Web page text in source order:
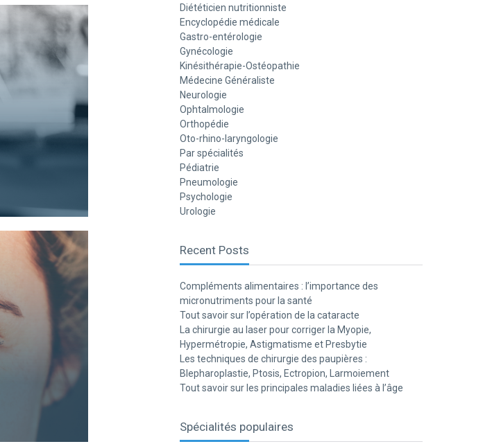
Diététicien nutritionniste
Encyclopédie médicale
Gastro-entérologie
Gynécologie
Kinésithérapie-Ostéopathie
Médecine Généraliste
Neurologie
Ophtalmologie
Orthopédie
Oto-rhino-laryngologie
Par spécialités
Pédiatrie
Pneumologie
Psychologie
Urologie
Recent Posts
Compléments alimentaires : l’importance des
micronutriments pour la santé
Tout savoir sur l’opération de la cataracte
La chirurgie au laser pour corriger la Myopie,
Hypermétropie, Astigmatisme et Presbytie
Les techniques de chirurgie des paupières :
Blepharoplastie, Ptosis, Ectropion, Larmoiement
Tout savoir sur les principales maladies liées à l’âge
Spécialités populaires